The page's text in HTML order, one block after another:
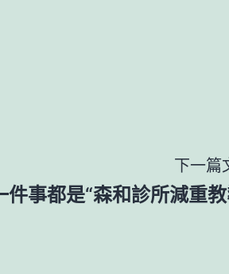
下一篇
事都是“森和診所減重教